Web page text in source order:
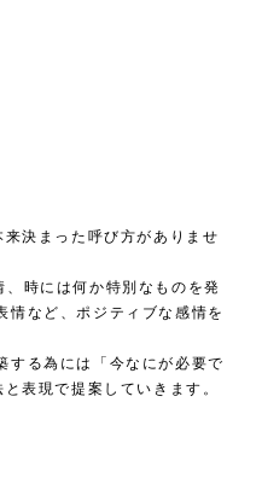
決まった呼び方がありませ
時には何か特別なものを発
情など、ポジティブな感情を
する為には「今なにが必要で
表現で提案していきます。